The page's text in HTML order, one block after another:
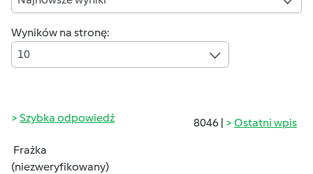
Wyników na stronę:
10
8046 | Ostatni wpis
Szybka odpowiedź
Frażka
(niezweryfikowany)